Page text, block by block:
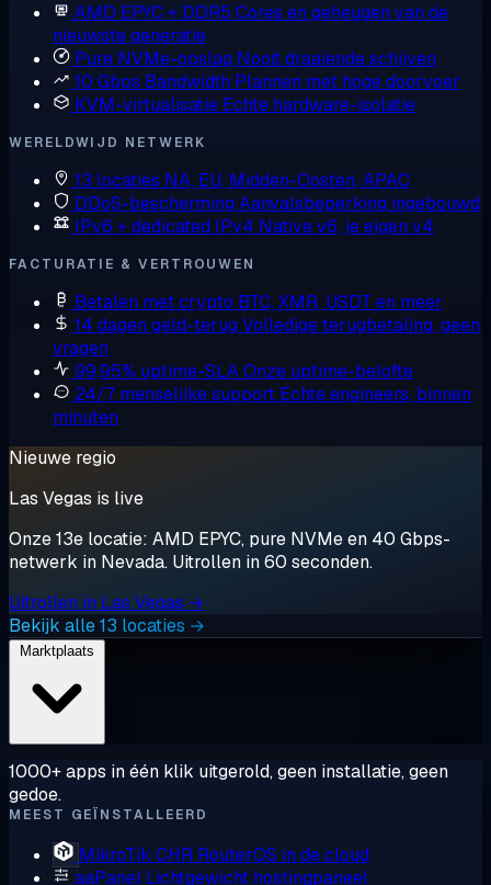
AMD EPYC + DDR5 Cores en geheugen van de
nieuwste generatie
Pure NVMe-opslag Nooit draaiende schijven
10 Gbps Bandwidth Plannen met hoge doorvoer
KVM-virtualisatie Echte hardware-isolatie
WERELDWIJD NETWERK
13 locaties NA, EU, Midden-Oosten, APAC
DDoS-bescherming Aanvalsbeperking ingebouwd
IPv6 + dedicated IPv4 Native v6, je eigen v4
FACTURATIE & VERTROUWEN
Betalen met crypto BTC, XMR, USDT en meer
14 dagen geld-terug Volledige terugbetaling, geen
vragen
99,95% uptime-SLAOnze uptime-belofte
24/7 menselijke support Echte engineers, binnen
minuten
Nieuwe regio
Las Vegas is live
Onze 13e locatie: AMD EPYC, pure NVMe en 40 Gbps-
netwerk in Nevada. Uitrollen in 60 seconden.
Uitrollen in Las Vegas →
Bekijk alle 13 locaties →
1000+ apps in één klik uitgerold, geen installatie, geen
gedoe.
MEEST GEÏNSTALLEERD
MikroTik CHR RouterOS in de cloud
aaPanel Lichtgewicht hostingpaneel